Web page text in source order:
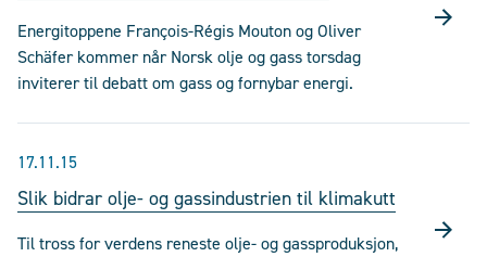
Energitoppene François-Régis Mouton og Oliver
Schäfer kommer når Norsk olje og gass torsdag
inviterer til debatt om gass og fornybar energi.
17.11.15
Slik bidrar olje- og gassindustrien til klimakutt
Til tross for verdens reneste olje- og gassproduksjon,